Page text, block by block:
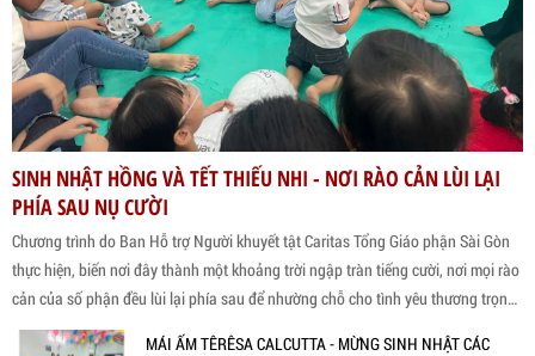
SINH NHẬT HỒNG VÀ TẾT THIẾU NHI - NƠI RÀO CẢN LÙI LẠI
PHÍA SAU NỤ CƯỜI
Chương trình do Ban Hỗ trợ Người khuyết tật Caritas Tổng Giáo phận Sài Gòn
thực hiện, biến nơi đây thành một khoảng trời ngập tràn tiếng cười, nơi mọi rào
cản của số phận đều lùi lại phía sau để nhường chỗ cho tình yêu thương trọn
vẹn.
MÁI ẤM TÊRÊSA CALCUTTA - MỪNG SINH NHẬT CÁC